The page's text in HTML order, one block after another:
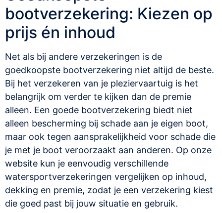
bootverzekering: Kiezen op
prijs én inhoud
Net als bij andere verzekeringen is de
goedkoopste bootverzekering niet altijd de beste.
Bij het verzekeren van je pleziervaartuig is het
belangrijk om verder te kijken dan de premie
alleen. Een goede bootverzekering biedt niet
alleen bescherming bij schade aan je eigen boot,
maar ook tegen aansprakelijkheid voor schade die
je met je boot veroorzaakt aan anderen. Op onze
website kun je eenvoudig verschillende
watersportverzekeringen vergelijken op inhoud,
dekking en premie, zodat je een verzekering kiest
die goed past bij jouw situatie en gebruik.